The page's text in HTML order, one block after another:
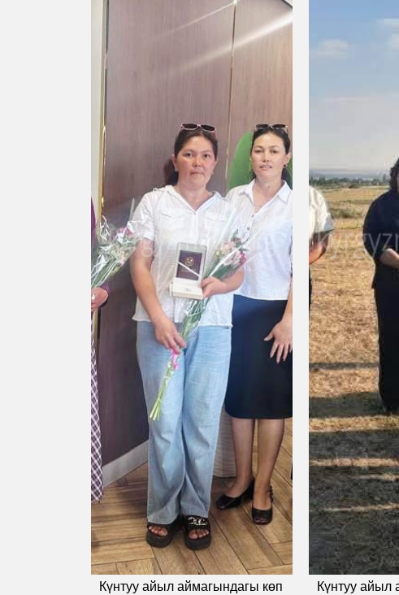
Күнтуу айыл аймагындагы көп
Күнтуу айыл